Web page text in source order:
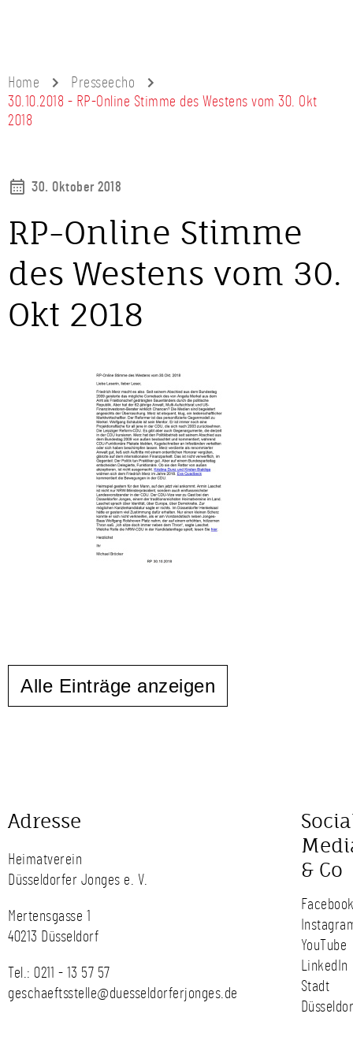
Home
Presseecho
30.10.2018 - RP-Online Stimme des Westens vom 30. Okt
2018
30. Oktober 2018
RP-Online Stimme
des Westens vom 30.
Okt 2018
Alle Einträge anzeigen
Adresse
Heimatverein
Düsseldorfer Jonges e. V.
Mertensgasse 1
40213 Düsseldorf
Tel.: 0211 - 13 57 57
geschaeftsstelle@duesseldorferjonges.de
& Co
YouTube
LinkedIn
Stadt